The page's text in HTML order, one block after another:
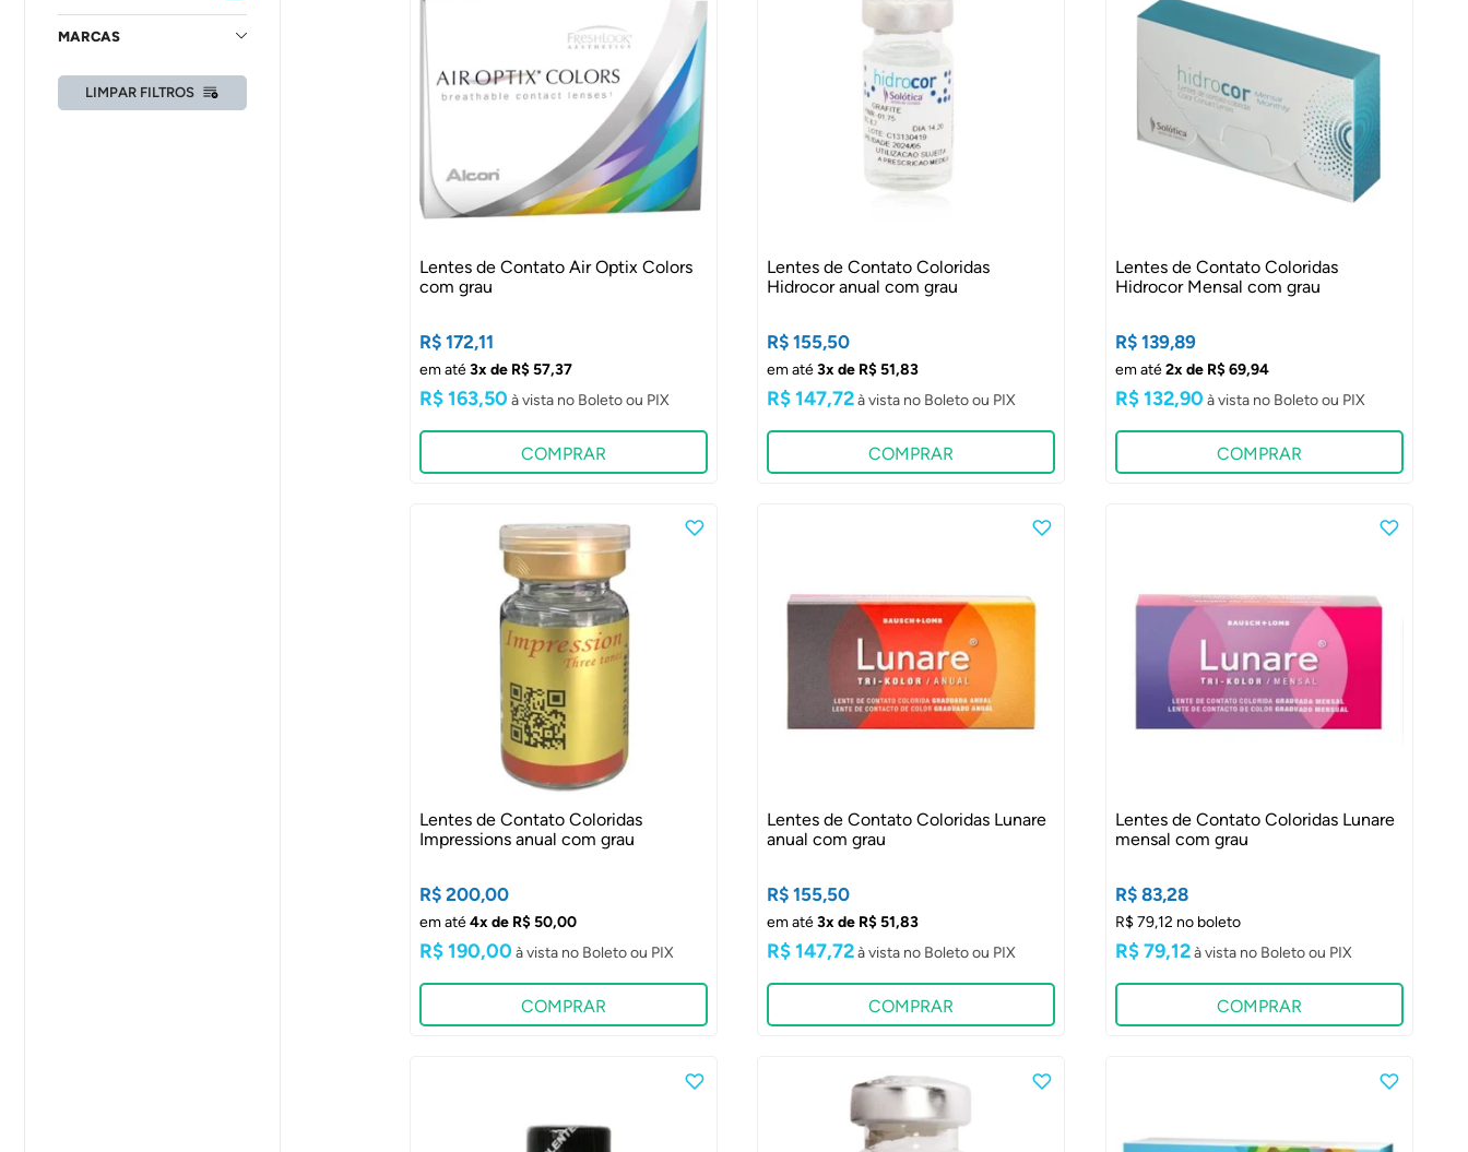
MARCAS
LIMPAR FILTROS
Lentes de Contato Air Optix Colors
com grau
R$ 172,11
em até3x de R$ 57,37
R$ 163,50
COMPRAR
Lentes de Contato Coloridas
Hidrocor anual com grau
R$ 155,50
em até3x de R$ 51,83
R$ 147,72
COMPRAR
Lentes de Contato Coloridas
Hidrocor Mensal com grau
R$ 139,89
em até2x de R$ 69,94
R$ 132,90
COMPRAR
Lentes de Contato Coloridas
Impressions anual com grau
R$ 200,00
em até4x de R$ 50,00
R$ 190,00
COMPRAR
Lentes de Contato Coloridas Lunare
anual com grau
R$ 155,50
em até3x de R$ 51,83
R$ 147,72
COMPRAR
Lentes de Contato Coloridas Lunare
mensal com grau
R$ 83,28
R$ 79,12 no boleto
R$ 79,12
COMPRAR